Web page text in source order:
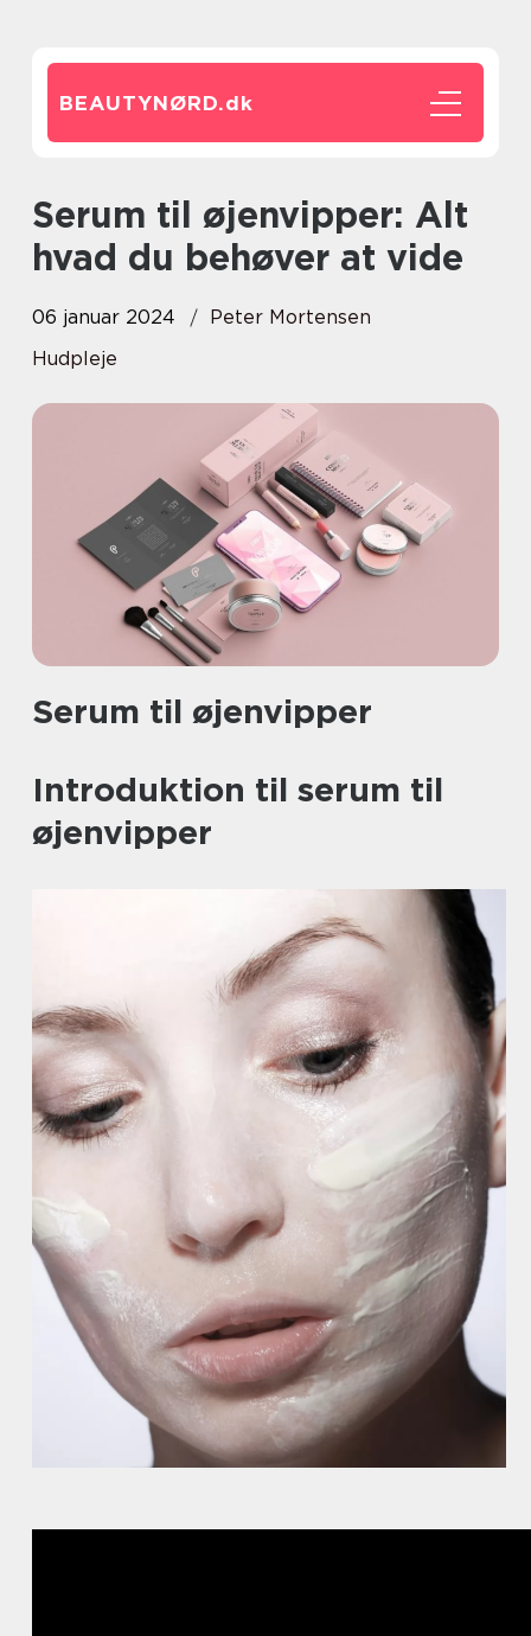
BEAUTYNØRD.dk
Serum til øjenvipper: Alt
hvad du behøver at vide
06 januar 2024
Peter Mortensen
Hudpleje
Serum til øjenvipper
Introduktion til serum til
øjenvipper